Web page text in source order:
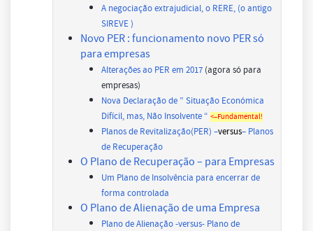
A negociação extrajudicial, o RERE, (o antigo
SIREVE )
Novo PER : funcionamento novo PER só
para empresas
Alterações ao PER em 2017 (agora só para
empresas)
Nova Declaração de ” Situação Económica
Difícil, mas, Não Insolvente “ <–Fundamental!
Planos de Revitalização(PER) –versus– Planos
de Recuperação
O Plano de Recuperação – para Empresas
Um Plano de Insolvência para encerrar de
forma controlada
O Plano de Alienação de uma Empresa
Plano de Alienação -versus- Plano de